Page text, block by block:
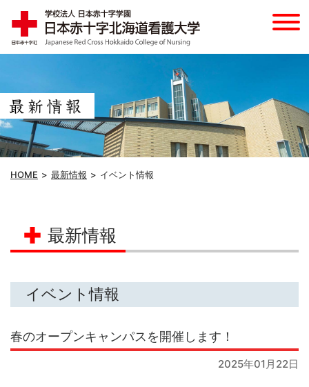
HOME 最新情報 イベント情報
最新情報
イベント情報
春のオープンキャンパスを開催します！
2025年01月22日